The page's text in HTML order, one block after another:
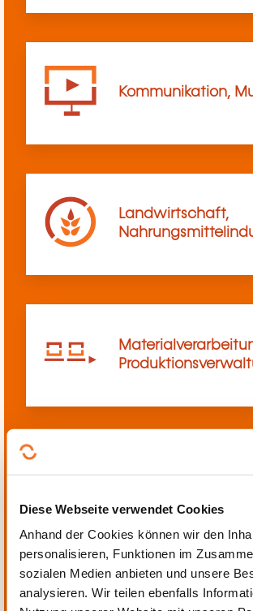
Diese Webseite verwendet Cookies
Anhand der Cookies können wir den
personalisieren, Funktionen im
sozialen Medien anbieten und unsere
analysieren. Wir teilen ebenfalls
Kommunikation,
Landwirtschaft,
Mechanik,